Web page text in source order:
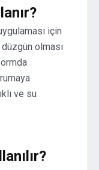
için
olması
ve su